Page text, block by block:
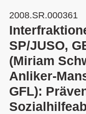
2008.SR.000361
SP/JUSO,
(Miriam
Anliker-
GFL):